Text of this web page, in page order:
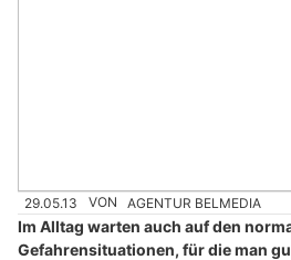
29.05.13 VON AGENTUR BELMEDIA
Im Alltag warten auch auf den
Gefahrensituationen, für die man